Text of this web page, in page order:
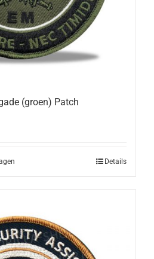
(groen) Patch
Details